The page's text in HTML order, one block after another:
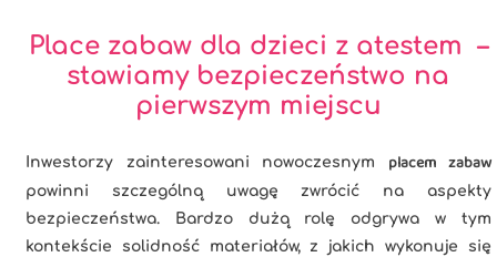
Place zabaw dla dzieci z atestem –
stawiamy bezpieczeństwo na
pierwszym miejscu
Inwestorzy zainteresowani nowoczesnym placem zabaw
powinni szczególną uwagę zwrócić na aspekty
bezpieczeństwa. Bardzo dużą rolę odgrywa w tym
kontekście solidność materiałów, z jakich wykonuje się